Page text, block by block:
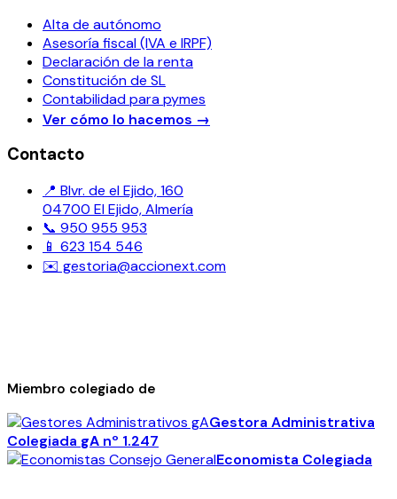
Alta de autónomo
Asesoría fiscal (IVA e IRPF)
Declaración de la renta
Constitución de SL
Contabilidad para pymes
Ver cómo lo hacemos →
Contacto
📍 Blvr. de el Ejido, 160
04700 El Ejido, Almería
📞 950 955 953
📱 623 154 546
✉️ gestoria@accionext.com
Miembro colegiado de
Gestora Administrativa
Colegiada gA nº 1.247
Economista Colegiada